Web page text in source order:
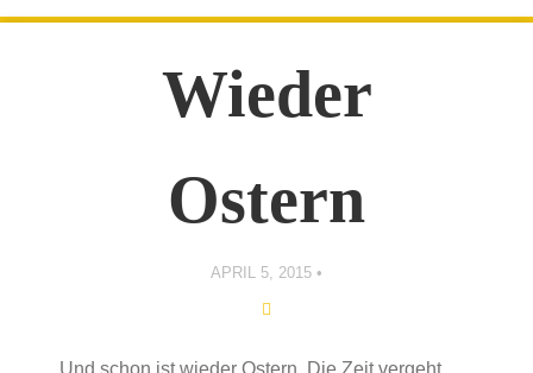
Wieder
Ostern
APRIL 5, 2015
Und schon ist wieder Ostern. Die Zeit vergeht